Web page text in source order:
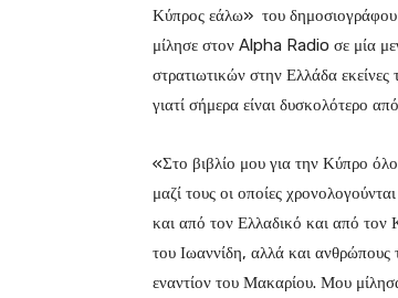
Κύπρος εάλω» του
μίλησε στον Alpha Radio σε μία
στρατιωτικών στην Ελλάδα εκείνες
γιατί σήμερα είναι δυσκολότερο
«Στο βιβλίο μου για την Κύπρο
μαζί τους οι οποίες
και από τον Ελλαδικό και από
του Ιωαννίδη, αλλά και ανθρώπους
εναντίον του Μακαρίου. Μου